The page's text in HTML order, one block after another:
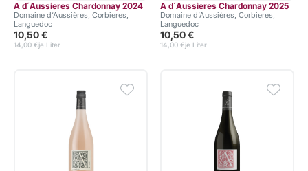
A d´Aussieres Chardonnay 2024
Domaine d‘Aussières, Corbieres,
Languedoc
10,50 €
je Liter
14,00 €
A d´Aussieres Chardonnay 2025
Domaine d‘Aussières, Corbieres,
Languedoc
10,50 €
je Liter
14,00 €